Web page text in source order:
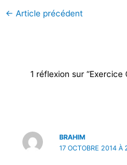
← Article précédent
1 réflexion sur
BRAHIM
17 OCTOBRE 2014 À